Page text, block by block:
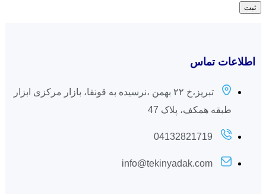
اطلاعات تماس
تبریز،خ ۲۲ بهمن ،نرسیده به قونقا، بازار مرکزی ابزار
طبقه همکف، پلاک 47
04132821719
info@tekinyadak.com